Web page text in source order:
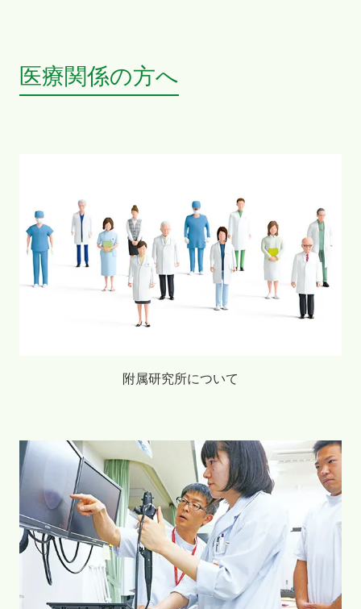
医療関係の方へ
附属研究所について